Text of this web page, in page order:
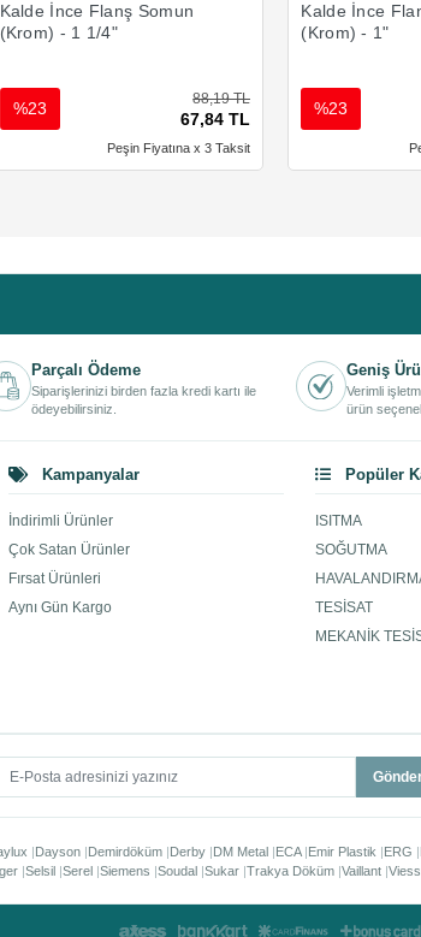
Kalde İnce Flanş Somun
(Krom) - 1 1/4"
88,19 TL
67,84 TL
%23
Peşin Fiyatına x 3 Taksit
Kalde İnce
(Krom) - 1"
%23
Parçalı Ödeme
Siparişlerinizi birden fazla kredi kartı ile
ödeyebilirsiniz.
Geniş
Verimli
ürün
Kampanyalar
İndirimli Ürünler
Çok Satan Ürünler
Fırsat Ürünleri
Aynı Gün Kargo
Popüler
ISITMA
SOĞUTMA
TESİSAT
MEKANİK
Dayson Demirdöküm Derby DM Metal ECA Emir Plastik ERG
Selsil Serel Siemens Soudal Sukar Trakya Döküm Vaillant